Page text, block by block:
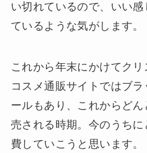
い切れているので、いい
ているような気がします。
これから年末にかけてク
コスメ通販サイトではブ
ールもあり、これからど
売される時期。今のうち
費していこうと思います。